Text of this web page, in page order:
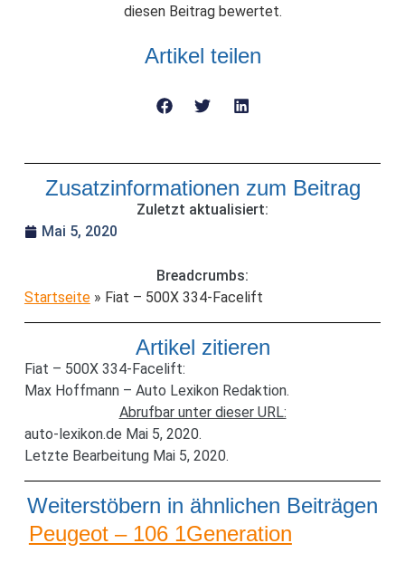
diesen Beitrag bewertet.
Artikel teilen
Zusatzinformationen zum Beitrag
Zuletzt aktualisiert:
Mai 5, 2020
Breadcrumbs:
Startseite» Fiat – 500X 334-Facelift
Artikel zitieren
Fiat – 500X 334-Facelift:
Max Hoffmann – Auto Lexikon Redaktion.
Abrufbar unter dieser URL:
auto-lexikon.de Mai 5, 2020.
Letzte Bearbeitung Mai 5, 2020.
Weiterstöbern in ähnlichen Beiträgen
Peugeot – 106 1Generation